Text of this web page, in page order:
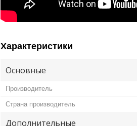
Характеристики
Основные
Производитель
Страна производитель
Дополнительные